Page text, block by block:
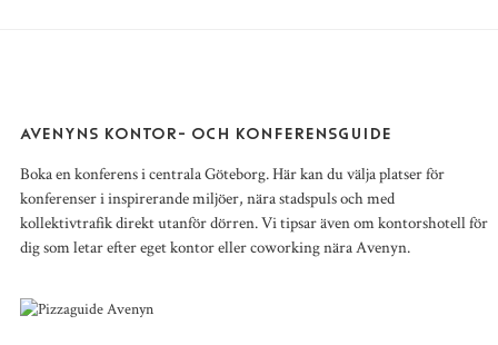
AVENYNS KONTOR- OCH KONFERENSGUIDE
Boka en konferens i centrala Göteborg. Här kan du välja platser för
konferenser i inspirerande miljöer, nära stadspuls och med
kollektivtrafik direkt utanför dörren. Vi tipsar även om kontorshotell för
dig som letar efter eget kontor eller coworking nära Avenyn.